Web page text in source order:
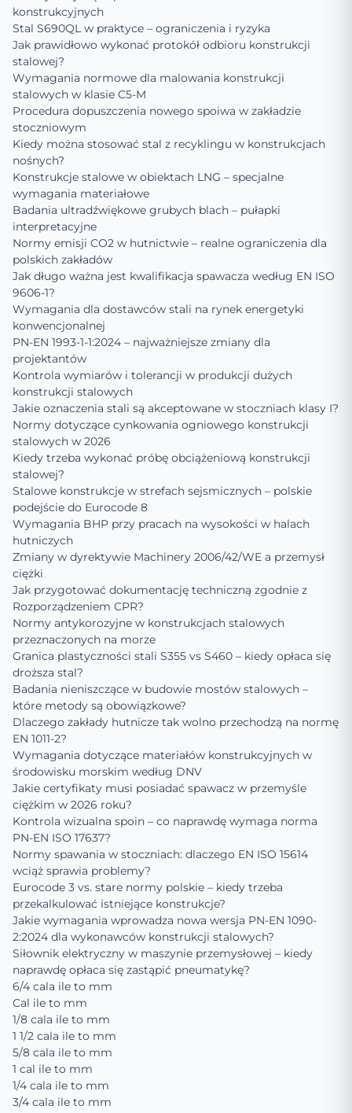
konstrukcyjnych
Stal S690QL w praktyce – ograniczenia i ryzyka
Jak prawidłowo wykonać protokół odbioru konstrukcji
stalowej?
Wymagania normowe dla malowania konstrukcji
stalowych w klasie C5-M
Procedura dopuszczenia nowego spoiwa w zakładzie
stoczniowym
Kiedy można stosować stal z recyklingu w konstrukcjach
nośnych?
Konstrukcje stalowe w obiektach LNG – specjalne
wymagania materiałowe
Badania ultradźwiękowe grubych blach – pułapki
interpretacyjne
Normy emisji CO2 w hutnictwie – realne ograniczenia dla
polskich zakładów
Jak długo ważna jest kwalifikacja spawacza według EN ISO
9606-1?
Wymagania dla dostawców stali na rynek energetyki
konwencjonalnej
PN-EN 1993-1-1:2024 – najważniejsze zmiany dla
projektantów
Kontrola wymiarów i tolerancji w produkcji dużych
konstrukcji stalowych
Jakie oznaczenia stali są akceptowane w stoczniach klasy I?
Normy dotyczące cynkowania ogniowego konstrukcji
stalowych w 2026
Kiedy trzeba wykonać próbę obciążeniową konstrukcji
stalowej?
Stalowe konstrukcje w strefach sejsmicznych – polskie
podejście do Eurocode 8
Wymagania BHP przy pracach na wysokości w halach
hutniczych
Zmiany w dyrektywie Machinery 2006/42/WE a przemysł
ciężki
Jak przygotować dokumentację techniczną zgodnie z
Rozporządzeniem CPR?
Normy antykorozyjne w konstrukcjach stalowych
przeznaczonych na morze
Granica plastyczności stali S355 vs S460 – kiedy opłaca się
droższa stal?
Badania nieniszczące w budowie mostów stalowych –
które metody są obowiązkowe?
Dlaczego zakłady hutnicze tak wolno przechodzą na normę
EN 1011-2?
Wymagania dotyczące materiałów konstrukcyjnych w
środowisku morskim według DNV
Jakie certyfikaty musi posiadać spawacz w przemyśle
ciężkim w 2026 roku?
Kontrola wizualna spoin – co naprawdę wymaga norma
PN-EN ISO 17637?
Normy spawania w stoczniach: dlaczego EN ISO 15614
wciąż sprawia problemy?
Eurocode 3 vs. stare normy polskie – kiedy trzeba
przekalkulować istniejące konstrukcje?
Jakie wymagania wprowadza nowa wersja PN-EN 1090-
2:2024 dla wykonawców konstrukcji stalowych?
Siłownik elektryczny w maszynie przemysłowej – kiedy
naprawdę opłaca się zastąpić pneumatykę?
6/4 cala ile to mm
Cal ile to mm
1/8 cala ile to mm
1 1/2 cala ile to mm
5/8 cala ile to mm
1 cal ile to mm
1/4 cala ile to mm
3/4 cala ile to mm